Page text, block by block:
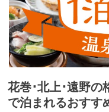
花巻･北上･遠野の
で泊まれるおすす